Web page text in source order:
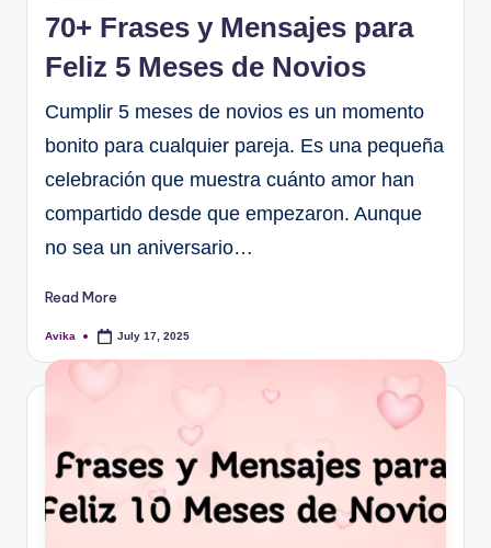
70+ Frases y Mensajes para
Feliz 5 Meses de Novios
Cumplir 5 meses de novios es un momento
bonito para cualquier pareja. Es una pequeña
celebración que muestra cuánto amor han
compartido desde que empezaron. Aunque
no sea un aniversario…
Read More
Avika July 17, 2025